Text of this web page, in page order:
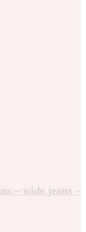
– wide jeans –